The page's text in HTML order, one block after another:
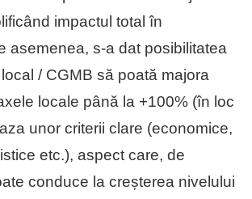
impactul total în
asemenea, s-a dat posibilitatea
/ CGMB să poată majora
locale până la +100% (în loc
unor criterii clare (economice,
etc.), aspect care, de
conduce la creșterea nivelului